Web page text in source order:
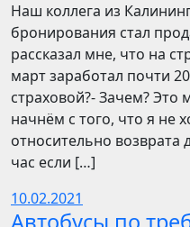
Наш коллега из
бронирования стал
рассказал мне, что на
март заработал почти
страховой?- Зачем? Это
начнём с того, что я не
относительно возврата
час если […]
10.02.2021